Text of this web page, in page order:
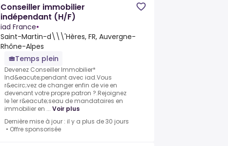
Conseiller immobilier
indépendant (H/F)
iad France•
Saint-Martin-d\\\'Hères, FR, Auvergne-
Rhône-Alpes
Temps plein
Devenez Conseiller Immobilier*
Ind&eacute;pendant avec iad.Vous
r&ecirc;vez de changer enfin de vie en
devenant votre propre patron ?.Rejoignez
le 1er r&eacute;seau de mandataires en
immobilier en ... Voir plus
Dernière mise à jour : il y a plus de 30 jours
• Offre sponsorisée